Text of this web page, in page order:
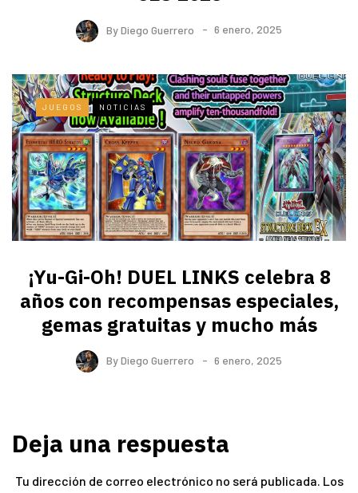
ByDiego Guerrero 6 enero, 2025
JUEGOS NOTICIAS
¡Yu-Gi-Oh! DUEL LINKS celebra 8
años con recompensas especiales,
gemas gratuitas y mucho más
ByDiego Guerrero 6 enero, 2025
Deja una respuesta
Tu dirección de correo electrónico no será publicada. Los